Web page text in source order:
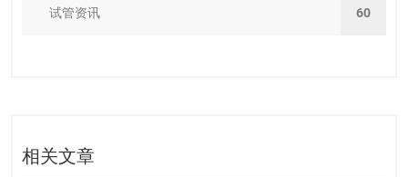
试管资讯 60
相关文章